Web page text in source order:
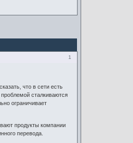
1
что в сети есть
сталкиваются
ограничивает
продукты компании
перевода.